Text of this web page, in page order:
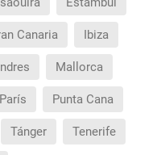
Canaria Ibiza
Mallorca
París Punta Cana
Tánger Tenerife